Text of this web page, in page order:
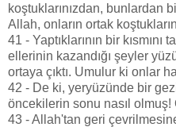
koştuklarınızdan, bunlardan
Allah, onların ortak
41 - Yaptıklarının bir
ellerinin kazandığı şeyler
ortaya çıktı. Umulur ki onlar
42 - De ki, yeryüzünde bir
öncekilerin sonu nasıl olmuş!
43 - Allah'tan geri